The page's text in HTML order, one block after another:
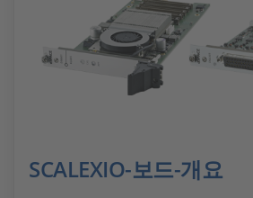
SCALEXIO-보드-개요